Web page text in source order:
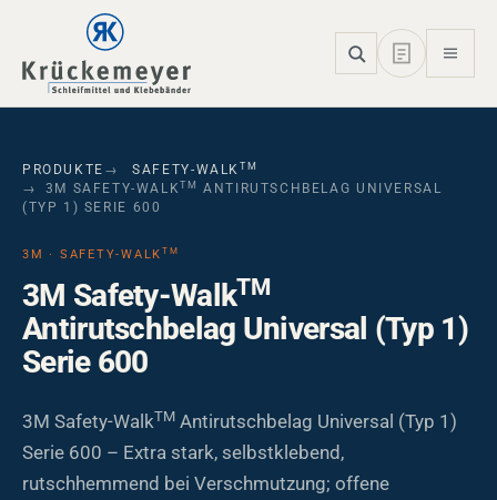
Skip to main navigation
Skip to main content
Skip to page footer
PRODUKTE SAFETY-WALK TM
3M SAFETY-WALKTM
ANTIRUTSCHBELAG UNIVERSAL
(TYP 1) SERIE 600
3M · SAFETY-WALK TM
3M Safety-WalkTM
Antirutschbelag Universal (Typ 1)
Serie 600
3M Safety-WalkTM Antirutschbelag Universal (Typ 1)
Serie 600 – Extra stark, selbstklebend,
rutschhemmend bei Verschmutzung; offene